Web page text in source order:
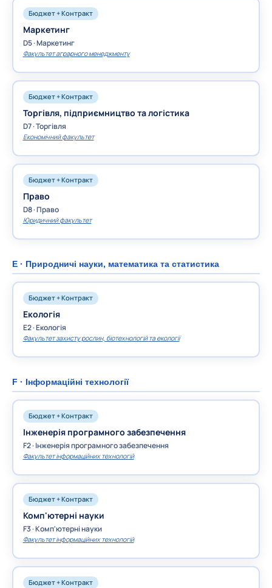
Бюджет + Контракт
Маркетинг
D5 · Маркетинг
Факультет аграрного менеджменту
Бюджет + Контракт
Торгівля, підприємництво та логістика
D7 · Торгівля
Економічний факультет
Бюджет + Контракт
Право
D8 · Право
Юридичний факультет
E · Природничі науки, математика та статистика
Бюджет + Контракт
Екологія
E2 · Екологія
Факультет захисту рослин, біотехнологій та екології
F · Інформаційні технології
Бюджет + Контракт
Інженерія програмного забезпечення
F2 · Інженерія програмного забезпечення
Факультет інформаційних технологій
Бюджет + Контракт
Комп'ютерні науки
F3 · Комп'ютерні науки
Факультет інформаційних технологій
Бюджет + Контракт